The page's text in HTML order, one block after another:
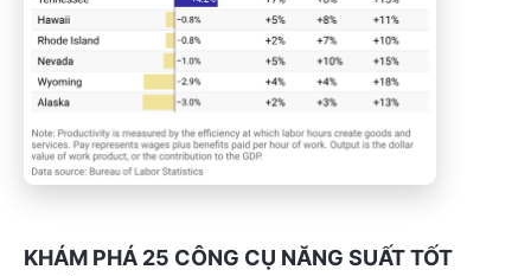
KHÁM PHÁ 25 CÔNG CỤ NĂNG SUẤT TỐT